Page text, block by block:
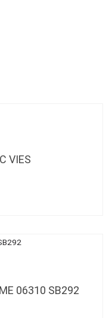
VIES
06310 SB292